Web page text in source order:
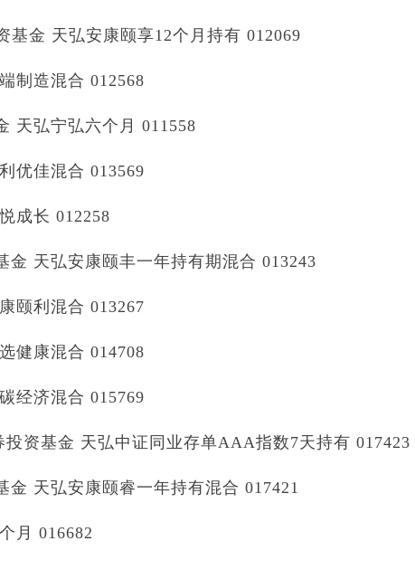
基金 天弘安康颐享12个月持有 012069
制造混合 012568
天弘宁弘六个月 011558
优佳混合 013569
成长 012258
天弘安康颐丰一年持有期混合 013243
颐利混合 013267
健康混合 014708
经济混合 015769
资基金 天弘中证同业存单AAA指数7天持有 017423
天弘安康颐睿一年持有混合 017421
月 016682